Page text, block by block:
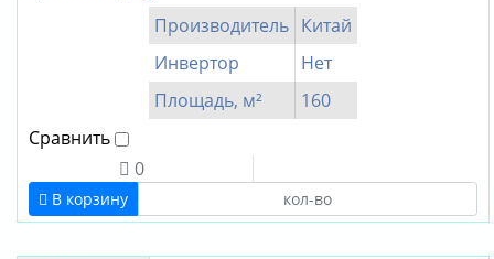
Производитель Китай
Инвертор
Нет
Площадь, м²
160
Сравнить
0
В корзину